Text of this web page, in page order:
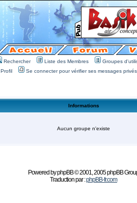
Rechercher Liste des Membres Groupes
Profil
Se connecter pour vérifier ses messages privés
Informations
Aucun groupe n'existe
Powered byphpBB© 2001, 2005 phpBB
Traduction par :phpBB-fr.com